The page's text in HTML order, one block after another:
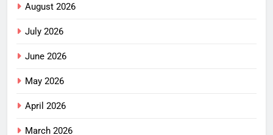
August 2026
July 2026
June 2026
May 2026
April 2026
March 2026